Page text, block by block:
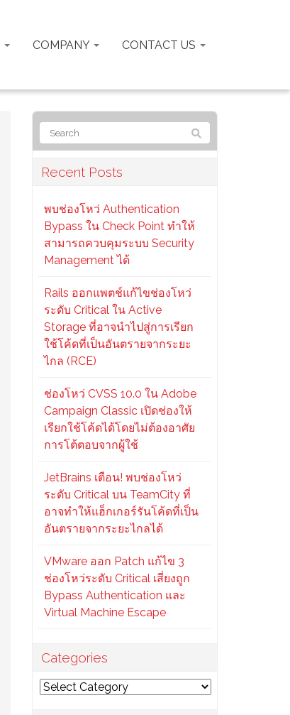
COMPANY CONTACT US
Recent Posts
พบช่องโหว่ Authentication
Bypass ใน Check Point ทำให้
สามารถควบคุมระบบ Security
Management ได้
Rails ออกแพตช์แก้ไขช่องโหว่
ระดับ Critical ใน Active
Storage ที่อาจนำไปสู่การเรียก
ใช้โค้ดที่เป็นอันตรายจากระยะ
ไกล (RCE)
ช่องโหว่ CVSS 10.0 ใน Adobe
Campaign Classic เปิดช่องให้
เรียกใช้โค้ดได้โดยไม่ต้องอาศัย
การโต้ตอบจากผู้ใช้
JetBrains เตือน! พบช่องโหว่
ระดับ Critical บน TeamCity ที่
อาจทำให้แฮ็กเกอร์รันโค้ดที่เป็น
อันตรายจากระยะไกลได้
VMware ออก Patch แก้ไข 3
ช่องโหว่ระดับ Critical เสี่ยงถูก
Bypass Authentication และ
Virtual Machine Escape
Categories
Categories